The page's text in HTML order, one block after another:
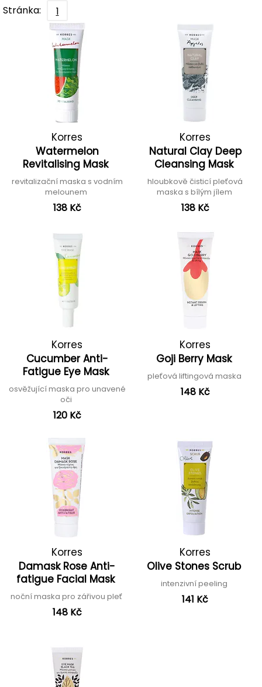
Stránka:
1
Korres
Watermelon
Revitalising Mask
revitalizační maska s vodním
melounem
138 Kč
Korres
Natural Clay Deep
Cleansing Mask
hloubkově čisticí pleťová
maska s bílým jílem
138 Kč
Korres
Cucumber Anti-
Fatigue Eye Mask
osvěžující maska pro unavené
oči
120 Kč
Korres
Goji Berry Mask
pleťová liftingová maska
148 Kč
Korres
Damask Rose Anti-
fatigue Facial Mask
noční maska pro zářivou pleť
148 Kč
Korres
Olive Stones Scrub
intenzivní peeling
141 Kč